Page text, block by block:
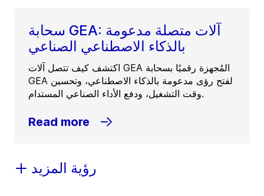
سحابة GEA: آلات متصلة مدعومة
بالذكاء الاصطناعي الصناعي
اكتشف كيف تتصل آلات GEA المُجهزة رقميًا بسحابة
GEA لفتح رؤى مدعومة بالذكاء الاصطناعي، وتحسين
وقت التشغيل، ودفع الأداء الصناعي المستدام.
Read more
رؤية المزيد